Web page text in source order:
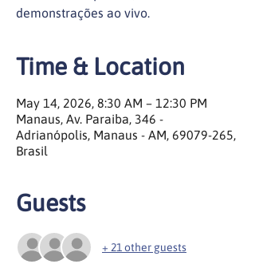
demonstrações ao vivo.
Time & Location
May 14, 2026, 8:30 AM – 12:30 PM
Manaus, Av. Paraiba, 346 -
Adrianópolis, Manaus - AM, 69079-265,
Brasil
Guests
+ 21 other guests